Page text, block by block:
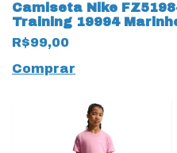
Camiseta Nike
Training 19994
R$99,00
Comprar